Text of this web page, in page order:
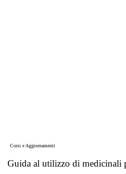
Corsi e Aggiornamenti
Guida al utilizzo di medicinali